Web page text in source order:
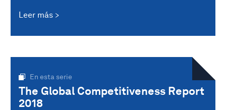
Leer más
En esta serie
The Global Competitiveness Report
2018